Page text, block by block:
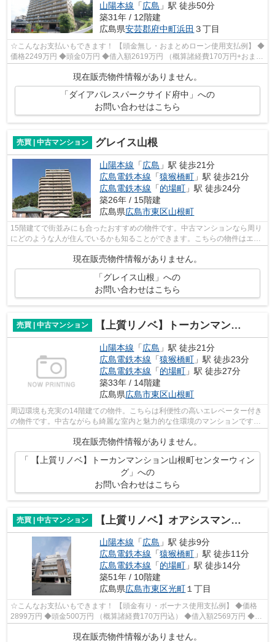
山陽本線 「広島 」駅 徒歩50分
築31年 / 12階建
広島県安芸郡府中町浜田 ３丁目
☆こんなお支払いもできます！ 【頭金無し・おまとめローン使用支払例】 ◆
価格2249万円 ◆頭金0万円 ◆借入額2619万円 （概算諸経費170万円+おまと
めローン200万円込） ◆年利0.8％ 変動...
現在販売物件情報がありません。
「ダイアパレスパークサイド府中」への
お問い合わせはこちら
売買 | 中古マンション グレイス山根
山陽本線 「広島 」駅 徒歩21分
広島電鉄本線 「猿猴橋町 」駅 徒歩21分
広島電鉄本線 「的場町 」駅 徒歩24分
築26年 / 15階建
広島県広島市東区山根町
15階建てで街並みにも合ったおすすめの物件です。中古マンションなら周り
にどのような人が住んでいるかも知ることができます。こちらの物件はエレ
現在販売物件情報がありません。
「グレイス山根」への
お問い合わせはこちら
売買 | 中古マンション 【上質リノベ】トーカンマンション山根町センターウィング
山陽本線 「広島 」駅 徒歩21分
広島電鉄本線 「猿猴橋町 」駅 徒歩23分
広島電鉄本線 「的場町 」駅 徒歩27分
築33年 / 14階建
広島県広島市東区山根町
周辺環境も充実の14階建ての物件。こちらは利便性の高いエレベーター付き
の物件です。中古ながらも綺麗な室内と魅力的な住環境のマンションです。
現在販売物件情報がありません。
「 【上質リノベ】トーカンマンション山根町センターウィン
グ」への
お問い合わせはこちら
売買 | 中古マンション 【上質リノベ】オアシスマンションプレジデント光ヶ丘
山陽本線 「広島 」駅 徒歩9分
広島電鉄本線 「猿猴橋町 」駅 徒歩11分
広島電鉄本線 「的場町 」駅 徒歩14分
築51年 / 10階建
広島県広島市東区光町１丁目
☆こんなお支払いもできます！ 【頭金有り・ボーナス使用支払例】 ◆価格
2899万円 ◆頭金500万円 （概算諸経費170万円込） ◆借入額2569万円 ◆年
利0.6％ 変動金利 返済期間40年 ◆毎月...
現在販売物件情報がありません。